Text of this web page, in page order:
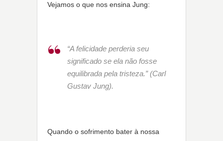
Vejamos o que nos ensina Jung:
“A felicidade perderia seu
significado se ela não fosse
equilibrada pela tristeza.” (Carl
Gustav Jung).
Quando o sofrimento bater à nossa